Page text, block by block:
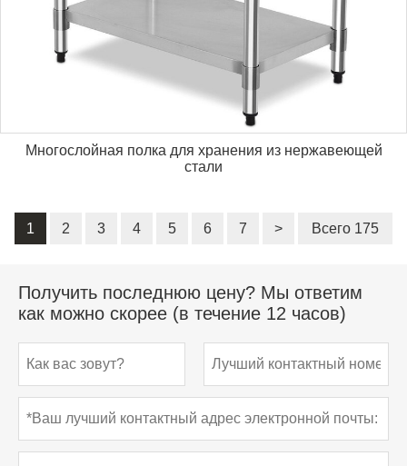
Многослойная полка для хранения из нержавеющей
стали
1 2 3 4 5 6 7 > Всего 175
Получить последнюю цену? Мы ответим
как можно скорее (в течение 12 часов)